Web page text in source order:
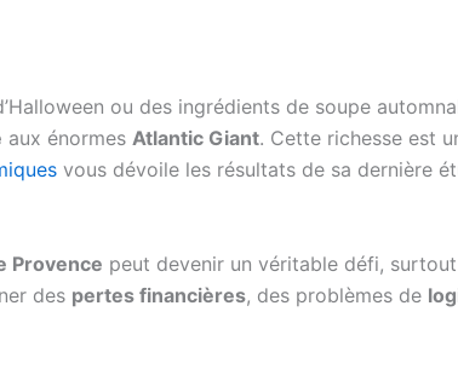
ou des ingrédients de soupe
aux énormes Atlantic Giant. Cette richesse est
vous dévoile les résultats de sa dernière
Provence peut devenir un véritable défi,
des pertes financières, des problèmes de